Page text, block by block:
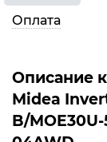
Оплата
Описание
Midea
B/